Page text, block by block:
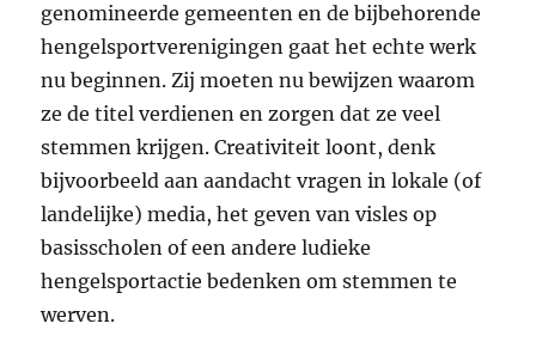
genomineerde gemeenten en de bijbehorende
hengelsportverenigingen gaat het echte werk
nu beginnen. Zij moeten nu bewijzen waarom
ze de titel verdienen en zorgen dat ze veel
stemmen krijgen. Creativiteit loont, denk
bijvoorbeeld aan aandacht vragen in lokale (of
landelijke) media, het geven van visles op
basisscholen of een andere ludieke
hengelsportactie bedenken om stemmen te
werven.